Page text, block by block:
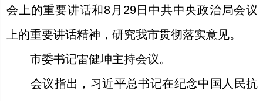
会上的重要讲话和8月29日中共中央政治局会议
上的重要讲话精神，研究我市贯彻落实意见。
市委书记雷健坤主持会议。
会议指出，习近平总书记在纪念中国人民抗